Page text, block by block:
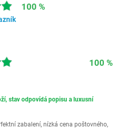
100 %
100 %
stav odpovídá popisu a luxusní
zabalení, nízká cena poštovného,